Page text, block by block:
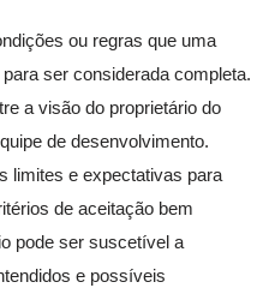
ou regras que uma
ser considerada completa.
a visão do proprietário do
de desenvolvimento.
limites e expectativas para
de aceitação bem
pode ser suscetível a
e possíveis